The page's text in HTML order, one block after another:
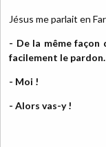
Jésus me parlait en
- De la même
facilement le
- Moi !
- Alors vas-y !